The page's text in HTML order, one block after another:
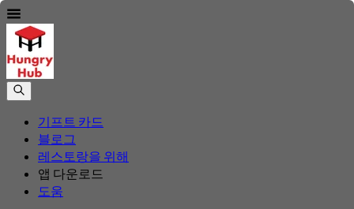
기프트 카드
블로그
레스토랑을 위해
앱 다운로드
도움